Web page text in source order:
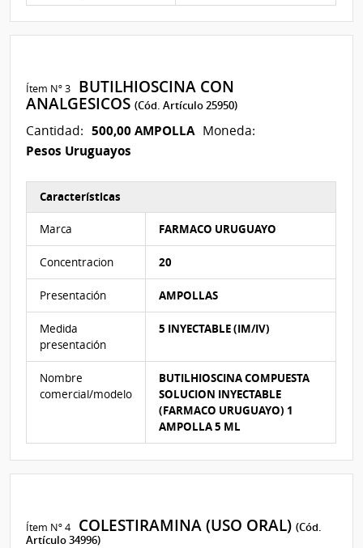
Ítem Nº 3
BUTILHIOSCINA CON
ANALGESICOS(Cód. Artículo 25950)
Cantidad: 500,00 AMPOLLA Moneda:
Pesos Uruguayos
Características
Marca FARMACO URUGUAYO
Concentracion 20
Presentación AMPOLLAS
Medida
presentación
5 INYECTABLE (IM/IV)
Nombre
comercial/modelo
BUTILHIOSCINA COMPUESTA
SOLUCION INYECTABLE
(FARMACO URUGUAYO) 1
AMPOLLA 5 ML
Ítem Nº 4 COLESTIRAMINA (USO ORAL)(Cód.
Artículo 34996)